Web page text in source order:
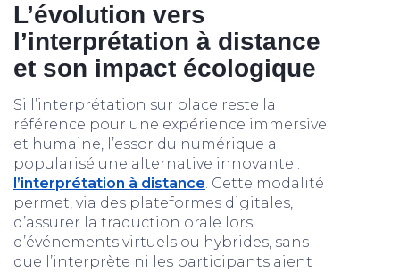
L’évolution vers
l’interprétation à distance
et son impact écologique
Si l’interprétation sur place reste la
référence pour une expérience immersive
et humaine, l’essor du numérique a
popularisé une alternative innovante :
l’interprétation à distance. Cette modalité
permet, via des plateformes digitales,
d’assurer la traduction orale lors
d’événements virtuels ou hybrides, sans
que l’interprète ni les participants aient